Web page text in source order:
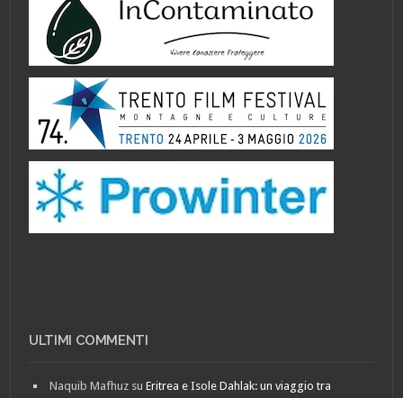
ULTIMI COMMENTI
Naquib Mafhuz suEritrea e Isole Dahlak: un viaggio tra